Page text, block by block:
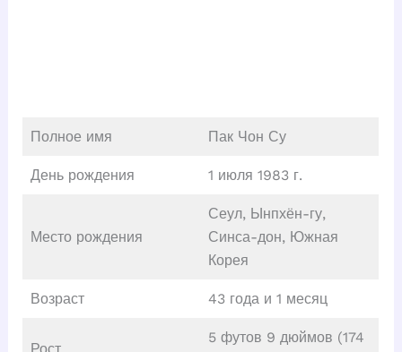
Полное имя Пак Чон Су
День рождения 1 июля 1983 г.
Место рождения
Сеул, Ынпхён-гу,
Синса-дон, Южная
Корея
Возраст 43 года и 1 месяц
Рост
5 футов 9 дюймов (174